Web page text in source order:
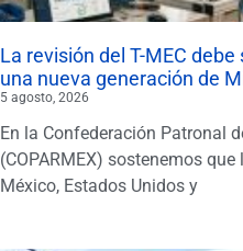
La revisión del T-MEC
una nueva generación de
5 agosto, 2026
En la Confederación Patronal
(COPARMEX) sostenemos
México, Estados Unidos y